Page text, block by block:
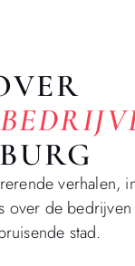
verhalen,
over de
stad.